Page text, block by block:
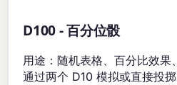
D100 - 百分位骰
用途：随机表格、百分比效果
通过两个 D10 模拟或直接投掷